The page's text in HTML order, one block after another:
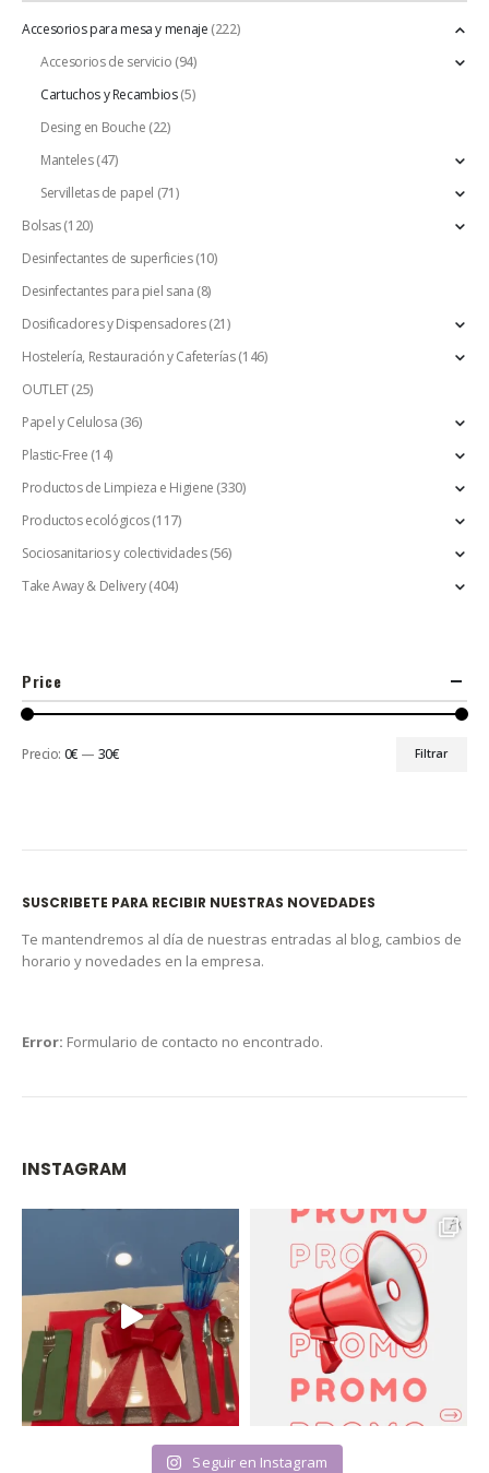
Accesorios para mesa y menaje (222)
Accesorios de servicio (94)
Cartuchos y Recambios(5)
Desing en Bouche (22)
Manteles (47)
Servilletas de papel (71)
Bolsas(120)
Desinfectantes de superficies (10)
Desinfectantes para piel sana (8)
Dosificadores y Dispensadores (21)
Hostelería, Restauración y Cafeterías(146)
OUTLET(25)
Papel y Celulosa (36)
Plastic-Free (14)
Productos de Limpieza e Higiene (330)
Productos ecológicos(117)
Sociosanitarios y colectividades (56)
Take Away & Delivery(404)
Price
Filtrar
Precio: 0€ — 30€
SUSCRIBETE PARA RECIBIR NUESTRAS NOVEDADES
Te mantendremos al día de nuestras entradas al blog, cambios de
horario y novedades en la empresa.
Error: Formulario de contacto no encontrado.
INSTAGRAM
Seguir en Instagram